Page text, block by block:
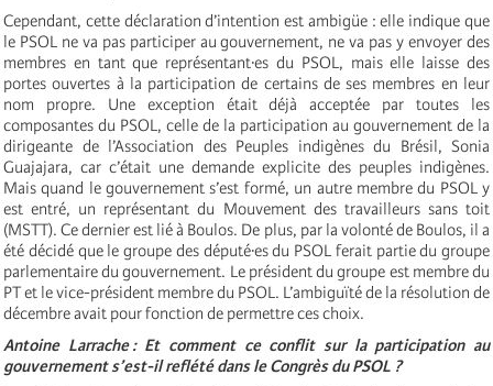
Cependant, cette déclaration d’intention est ambigüe : elle indique que
le PSOL ne va pas participer au gouvernement, ne va pas y envoyer des
membres en tant que représentant·es du PSOL, mais elle laisse des
portes ouvertes à la participation de certains de ses membres en leur
nom propre. Une exception était déjà acceptée par toutes les
composantes du PSOL, celle de la participation au gouvernement de la
dirigeante de l’Association des Peuples indigènes du Brésil, Sonia
Guajajara, car c’était une demande explicite des peuples indigènes.
Mais quand le gouvernement s’est formé, un autre membre du PSOL y
est entré, un représentant du Mouvement des travailleurs sans toit
(MSTT). Ce dernier est lié à Boulos. De plus, par la volonté de Boulos, il a
été décidé que le groupe des député·es du PSOL ferait partie du groupe
parlementaire du gouvernement. Le président du groupe est membre du
PT et le vice-président membre du PSOL. L’ambiguïté de la résolution de
décembre avait pour fonction de permettre ces choix.
Antoine Larrache : Et comment ce conflit sur la participation au
gouvernement s’est-il reflété dans le Congrès du PSOL ?